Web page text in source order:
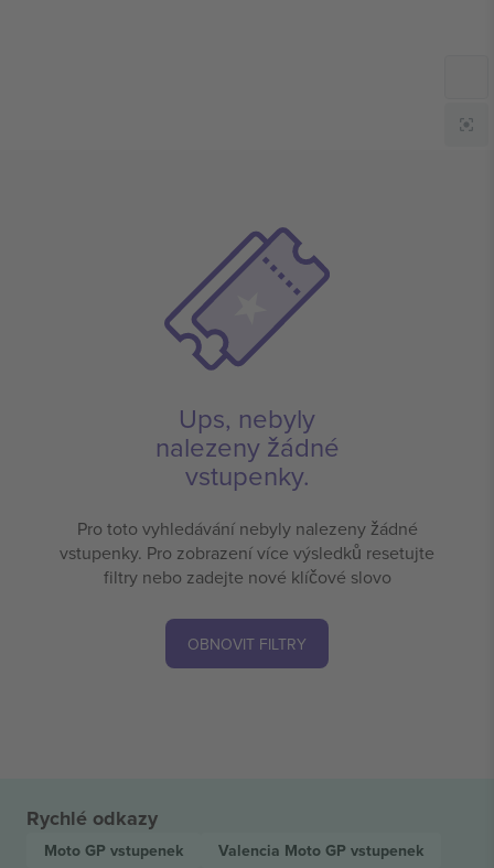
Ups, nebyly
nalezeny žádné
vstupenky.
Pro toto vyhledávání nebyly nalezeny žádné
vstupenky. Pro zobrazení více výsledků resetujte
filtry nebo zadejte nové klíčové slovo
OBNOVIT FILTRY
Rychlé odkazy
Moto GP vstupenek Valencia Moto GP vstupenek